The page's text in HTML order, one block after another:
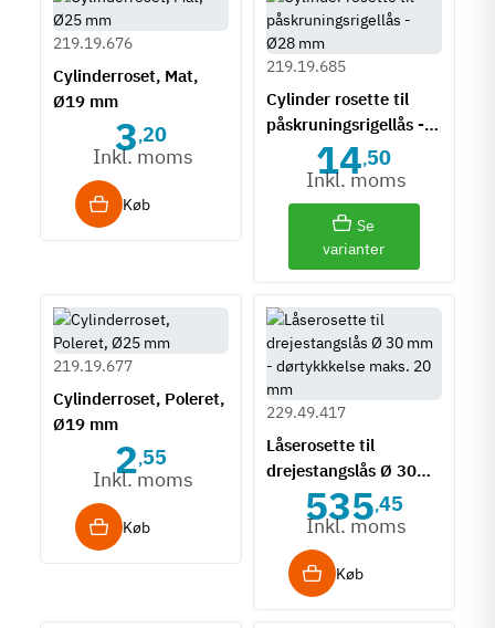
Cylinderroset, Mat,
Ø19 mm
219.19.676
3,20
Inkl. moms
Køb
Cylinder rosette til
påskruningsrigellås -
Ø28 mm
219.19.685
14,50
Inkl. moms
Se
varianter
Cylinderroset, Poleret,
Ø19 mm
219.19.677
2,55
Inkl. moms
Køb
Låserosette til
drejestangslås Ø 30
mm - dørtykkkelse
maks. 20 mm
229.49.417
535,45
Inkl. moms
Køb